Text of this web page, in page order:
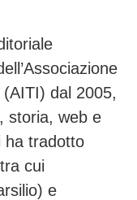
dal 2005,
storia, web e
ha tradotto
cui
e